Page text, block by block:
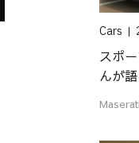
Cars
スポ
んが
Maserati